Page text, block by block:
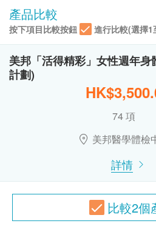
總膽固醇
糖尿
空腹血糖
血液檢查
HK$1,980.0
肝癌指標、胃腫瘤指標、卵巢腫
HK$1,920.0
DEXA骨質密度檢查
度腰椎及股關節的骨質密度，能
1,270.0
HK$300.0
3,340.0
三者及／或退款。
進行健康檢查後，一般情況
天跟進檢查報告，工作天
假期。 輪侯報告講解時間
所有體格檢查並非作為醫務
安醫療中心保留最終決定權
所有健康檢查/服務並非
途。當閣下身體健康出現
諮詢有認可資格的醫生，作
星期一至四︰9:00a.m. – 7:00p.m.
星期五：9:00a.m. – 5:30p.m.
星期六, 日及公眾假期︰休息
產品比較
按下項目比較按鈕 進行比較(選擇1
美邦「活得精彩」女性週年身
計劃)
74 項
美邦醫學體檢
詳情
比較2個